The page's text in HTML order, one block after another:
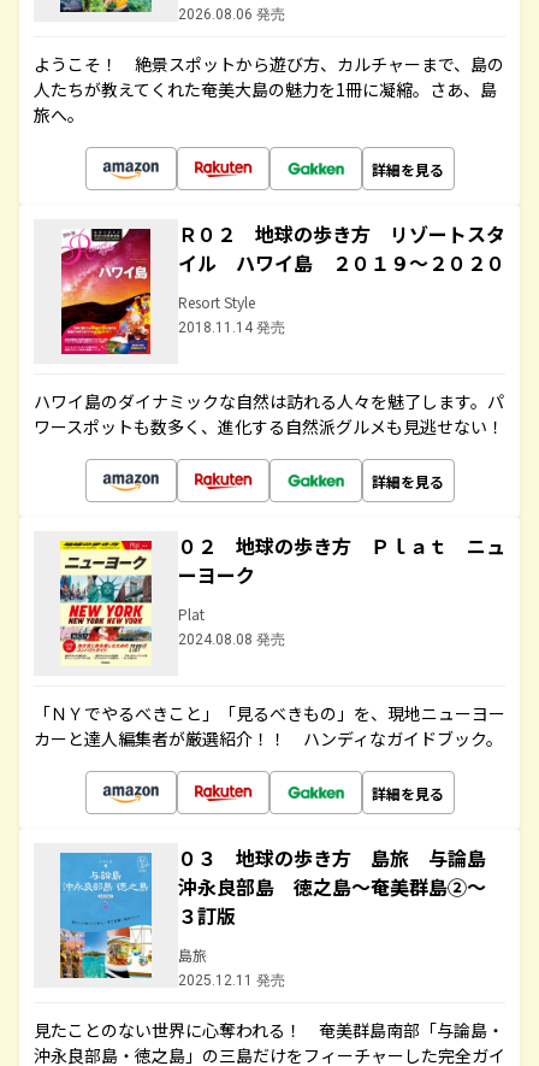
2026.08.06 発売
ようこそ！ 絶景スポットから遊び方、カルチャーまで、島の
人たちが教えてくれた奄美大島の魅力を1冊に凝縮。さあ、島
旅へ。
詳細を見る
Ｒ０２ 地球の歩き方 リゾートスタ
イル ハワイ島 ２０１９～２０２０
Resort Style
2018.11.14 発売
ハワイ島のダイナミックな自然は訪れる人々を魅了します。パ
ワースポットも数多く、進化する自然派グルメも見逃せない！
詳細を見る
０２ 地球の歩き方 Ｐｌａｔ ニュ
ーヨーク
Plat
2024.08.08 発売
「ＮＹでやるべきこと」「見るべきもの」を、現地ニューヨー
カーと達人編集者が厳選紹介！！ ハンディなガイドブック。
詳細を見る
０３ 地球の歩き方 島旅 与論島
沖永良部島 徳之島～奄美群島②～
３訂版
島旅
2025.12.11 発売
見たことのない世界に心奪われる！ 奄美群島南部「与論島・
沖永良部島・徳之島」の三島だけをフィーチャーした完全ガイ